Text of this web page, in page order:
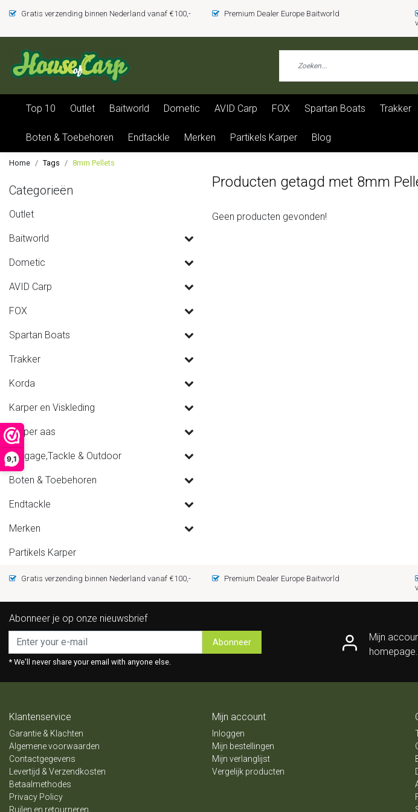
9,1
Gratis verzending binnen Nederland vanaf €100,- Premium Dealer Europe Baitworld
Top 10 Outlet Baitworld Dometic AVID Carp FOX Spartan Boats Trakker
Boten & Toebehoren Endtackle Merken Partikels Karper Blog
Home Tags 8mm Pellets
Categorieën
Outlet
Baitworld
Dometic
AVID Carp
FOX
Spartan Boats
Trakker
Korda
Karper en Viskleding
Karper aas
Luggage,Tackle & Outdoor
Boten & Toebehoren
Endtackle
Merken
Partikels Karper
Producten getagd met 8mm
Geen producten gevonden!
Gratis verzending binnen Nederland vanaf €100,- Premium Dealer Europe Baitworld
Abonneer je op onze nieuwsbrief
Abonneer
* We'll never share your email with anyone else.
Mijn
Klantenservice
Garantie & Klachten
Algemene voorwaarden
Contactgegevens
Levertijd & Verzendkosten
Betaalmethodes
Privacy Policy
Ruilen en retourneren
Mijn account
Inloggen
Mijn bestellingen
Mijn verlanglijst
Vergelijk producten